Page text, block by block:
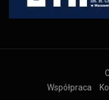
Współpraca